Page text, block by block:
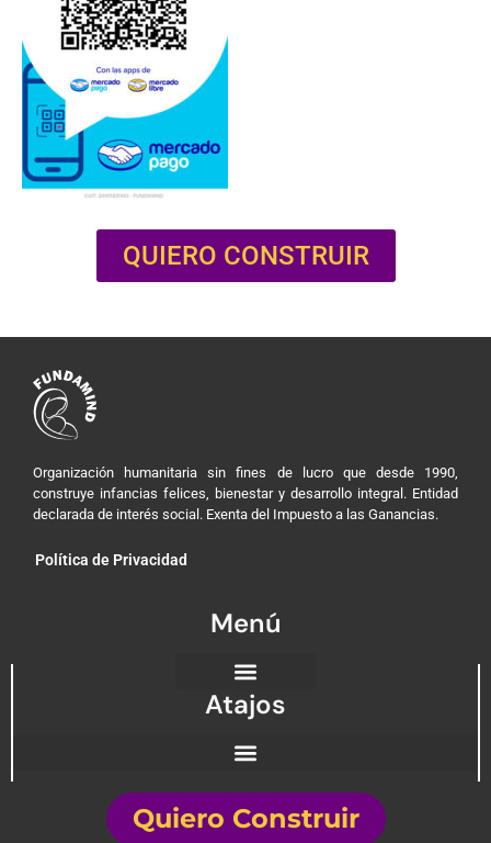
QUIERO CONSTRUIR
Organización humanitaria sin fines de lucro que desde 1990,
construye infancias felices, bienestar y desarrollo integral. Entidad
declarada de interés social. Exenta del Impuesto a las Ganancias.
Política de Privacidad
Menú
Atajos
Quiero Construir